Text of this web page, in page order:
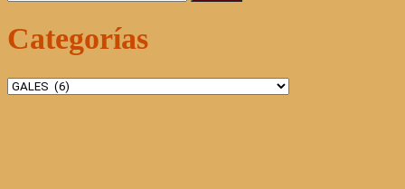
Categorías
Categorías